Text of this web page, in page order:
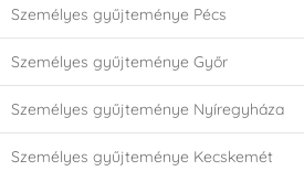
Személyes gyűjteménye Pécs
Személyes gyűjteménye Győr
Személyes gyűjteménye Nyíregyháza
Személyes gyűjteménye Kecskemét